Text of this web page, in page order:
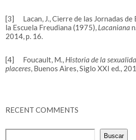
[3] Lacan, J., Cierre de las Jornadas de
la Escuela Freudiana (1975), Lacaniana
2014, p. 16.
[4] Foucault, M., Historia de la
placeres, Buenos Aires, Siglo XXI ed.,
RECENT COMMENTS
Buscar